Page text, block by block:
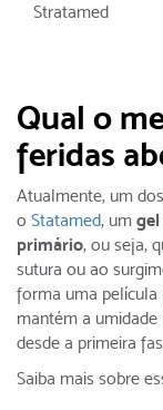
Qual o
feridas
Atualmente, um
o Statamed, um
primário, ou seja,
sutura ou ao
forma uma película
mantém a
desde a primeira
Saiba mais sobre